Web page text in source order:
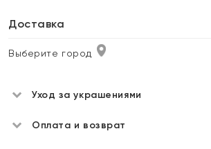
Доставка
Выберите город
Уход за украшениями
Оплата и возврат